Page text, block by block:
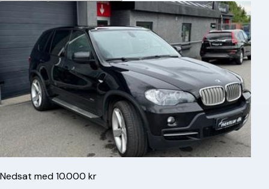
Nedsat med 10.000 kr